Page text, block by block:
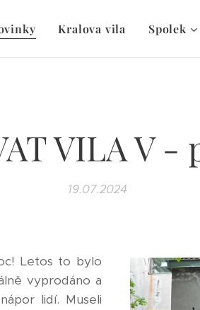
Kralova vila Spolek
VILA V -
19.07.2024
Letos to bylo
vyprodáno a
lidí. Museli